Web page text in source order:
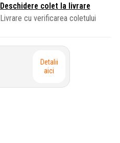
Deschidere colet la livrare
Livrare cu verificarea coletului
Detalii
aici